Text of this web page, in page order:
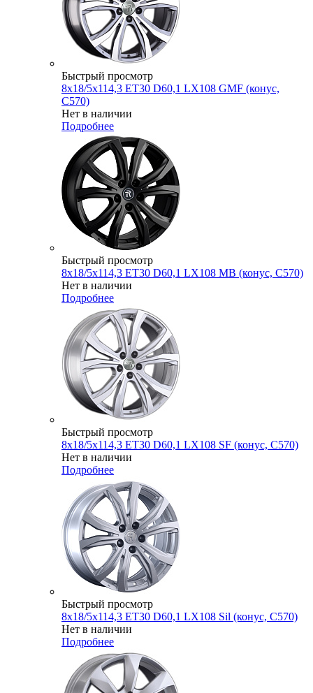
Быстрый просмотр
8x18/5x114,3 ET30 D60,1 LX108 GMF (конус,
C570)
Нет в наличии
Подробнее
Быстрый просмотр
8x18/5x114,3 ET30 D60,1 LX108 MB (конус, C570)
Нет в наличии
Подробнее
Быстрый просмотр
8x18/5x114,3 ET30 D60,1 LX108 SF (конус, C570)
Нет в наличии
Подробнее
Быстрый просмотр
8x18/5x114,3 ET30 D60,1 LX108 Sil (конус, C570)
Нет в наличии
Подробнее